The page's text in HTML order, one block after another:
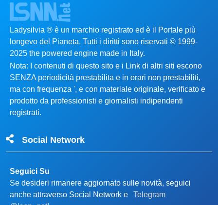
Ladysilvia ® è un marchio registrato ed è il Portale più
longevo del Pianeta. Tutti i diritti sono riservati © 1999-
2025 the powered engine made in Italy.
Nota: I contenuti di questo sito e i Link di altri siti escono
SENZA periodicità prestabilita e in orari non prestabiliti,
ma con frequenza ', e con materiale originale, verificato e
prodotto da professionisti e giornalisti indipendenti
registrati.
Social Network
Seguici Su
Se desideri rimanere aggiornato sulle novità, seguici
anche attraverso Social Network e
Telegram